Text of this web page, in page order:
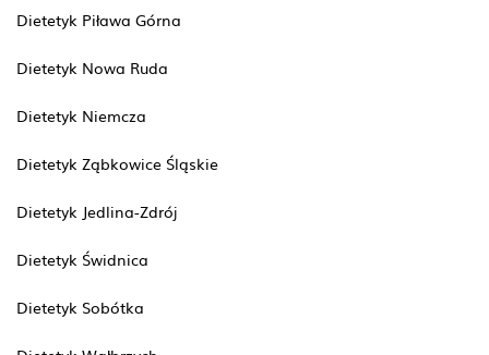
Dietetyk Piława Górna
Dietetyk Nowa Ruda
Dietetyk Niemcza
Dietetyk Ząbkowice Śląskie
Dietetyk Jedlina-Zdrój
Dietetyk Świdnica
Dietetyk Sobótka